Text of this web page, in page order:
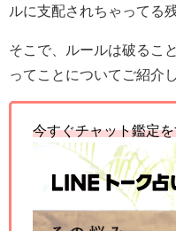
ルに支配されちゃってる
そこで、ルールは破るこ
ってことについてご紹介
今すぐチャット鑑定